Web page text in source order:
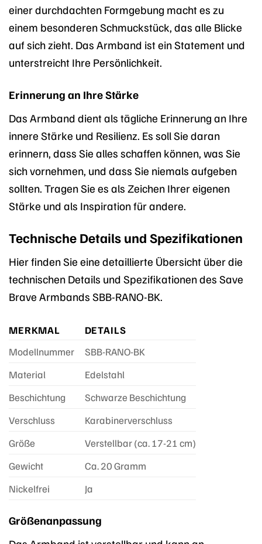
einer durchdachten Formgebung macht es zu
einem besonderen Schmuckstück, das alle Blicke
auf sich zieht. Das Armband ist ein Statement und
unterstreicht Ihre Persönlichkeit.
Erinnerung an Ihre Stärke
Das Armband dient als tägliche Erinnerung an Ihre
innere Stärke und Resilienz. Es soll Sie daran
erinnern, dass Sie alles schaffen können, was Sie
sich vornehmen, und dass Sie niemals aufgeben
sollten. Tragen Sie es als Zeichen Ihrer eigenen
Stärke und als Inspiration für andere.
Technische Details und Spezifikationen
Hier finden Sie eine detaillierte Übersicht über die
technischen Details und Spezifikationen des Save
Brave Armbands SBB-RANO-BK.
MERKMAL
DETAILS
Modellnummer
SBB-RANO-BK
Material
Edelstahl
Beschichtung
Schwarze Beschichtung
Verschluss
Karabinerverschluss
Größe
Verstellbar (ca. 17-21 cm)
Gewicht
Ca. 20 Gramm
Nickelfrei
Ja
Größenanpassung